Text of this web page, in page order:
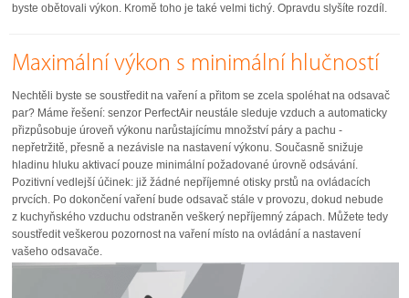
byste obětovali výkon. Kromě toho je také velmi tichý. Opravdu slyšíte rozdíl.
Maximální výkon s minimální hlučností
Nechtěli byste se soustředit na vaření a přitom se zcela spoléhat na odsavač
par? Máme řešení: senzor PerfectAir neustále sleduje vzduch a automaticky
přizpůsobuje úroveň výkonu narůstajícímu množství páry a pachu -
nepřetržitě, přesně a nezávisle na nastavení výkonu. Současně snižuje
hladinu hluku aktivací pouze minimální požadované úrovně odsávání.
Pozitivní vedlejší účinek: již žádné nepříjemné otisky prstů na ovládacích
prvcích. Po dokončení vaření bude odsavač stále v provozu, dokud nebude
z kuchyňského vzduchu odstraněn veškerý nepříjemný zápach. Můžete tedy
soustředit veškerou pozornost na vaření místo na ovládání a nastavení
vašeho odsavače.